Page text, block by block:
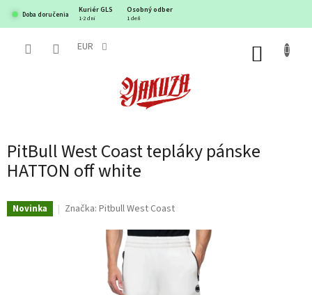
obsah
Doba doručenia
Kuriér GLS Osobný odber
1-2 dni 1 deň
EUR
PitBull West Coast tepláky pánske
HATTON off white
Novinka Značka: Pitbull West Coast